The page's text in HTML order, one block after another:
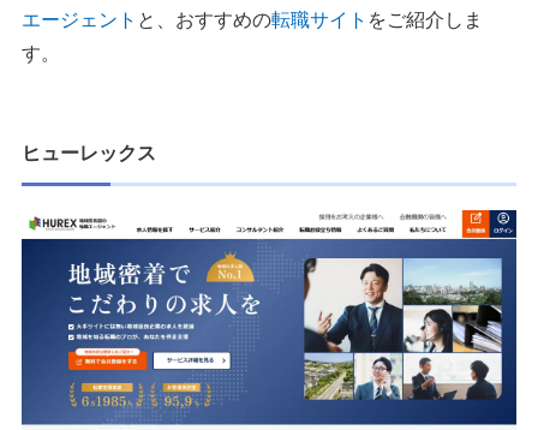
エージェント と、おすすめの転職サイト をご紹介しま
す。
ヒューレックス